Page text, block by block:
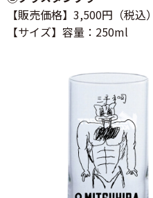
【販売価格】3,500円（税込）
【サイズ】容量：250ml